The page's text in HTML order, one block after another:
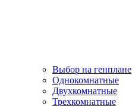
Выбор на генплане
Однокомнатные
Двухкомнатные
Трехкомнатные